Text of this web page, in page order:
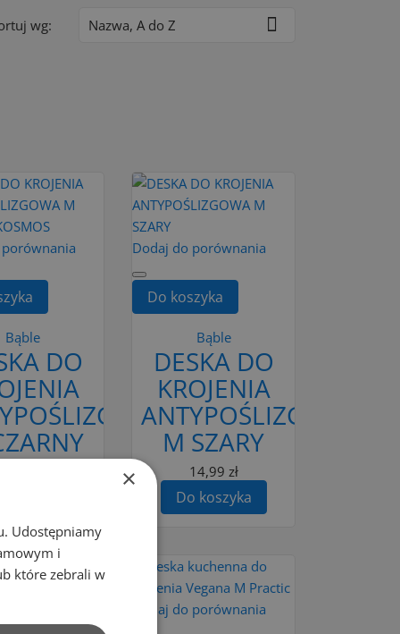
wg: Nazwa, A do Z 
Bąble
DO
koszyka
Dodaj do porównania
Do koszyka
Bąble
DESKA DO
KROJENIA
ANTYPOŚLIZGOWA
M SZARY
14,99 zł
Do koszyka
Dodaj do porównania
×
Udostępniamy
i
które zebrali w